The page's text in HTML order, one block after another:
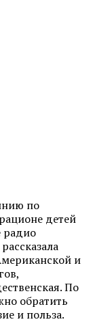
по
детей
радио
и
По
обратить
и польза.